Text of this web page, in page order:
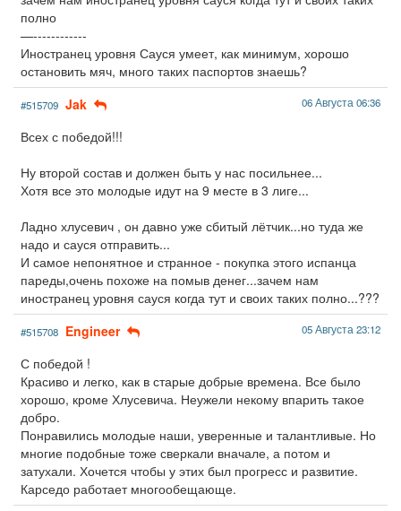
полно
—------------
Иностранец уровня Сауся умеет, как минимум, хорошо
остановить мяч, много таких паспортов знаешь?
#515709 Jak 06 Августа 06:36
Всех с победой!!!
Ну второй состав и должен быть у нас посильнее...
Хотя все это молодые идут на 9 месте в 3 лиге...
Ладно хлусевич , он давно уже сбитый лётчик...но туда же
надо и сауся отправить...
И самое непонятное и странное - покупка этого испанца
пареды,очень похоже на помыв денег...зачем нам
иностранец уровня сауся когда тут и своих таких полно...???
#515708 Engineer 05 Августа 23:12
С победой !
Красиво и легко, как в старые добрые времена. Все было
хорошо, кроме Хлусевича. Неужели некому впарить такое
добро.
Понравились молодые наши, уверенные и талантливые. Но
многие подобные тоже сверкали вначале, а потом и
затухали. Хочется чтобы у этих был прогресс и развитие.
Карседо работает многообещающе.